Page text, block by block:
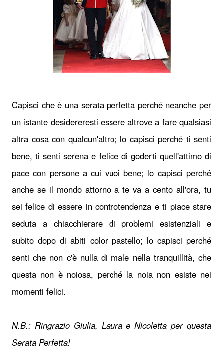
Capisci che è una serata perfetta perché neanche per
un istante desidereresti essere altrove a fare qualsiasi
altra cosa con qualcun'altro; lo capisci perché ti senti
bene, ti senti serena e felice di goderti quell'attimo di
pace con persone a cui vuoi bene; lo capisci perché
anche se il mondo attorno a te va a cento all'ora, tu
sei felice di essere in controtendenza e ti piace stare
seduta a chiacchierare di problemi esistenziali e
subito dopo di abiti color pastello; lo capisci perché
senti che non c'è nulla di male nella tranquillità, che
questa non è noiosa, perché la noia non esiste nei
momenti felici.
N.B.: Ringrazio Giulia, Laura e Nicoletta per questa
Serata Perfetta!